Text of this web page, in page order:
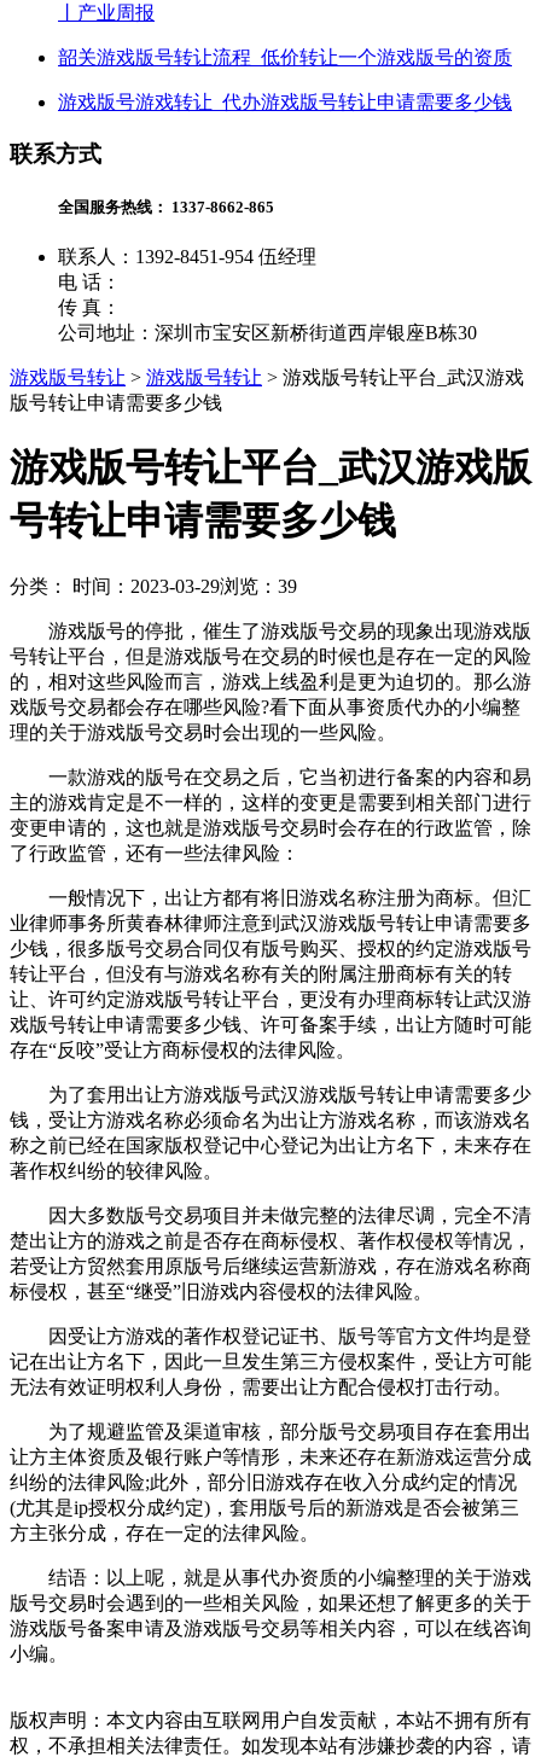
丨产业周报
韶关游戏版号转让流程_低价转让一个游戏版号的资质
游戏版号游戏转让_代办游戏版号转让申请需要多少钱
联系方式
全国服务热线： 1337-8662-865
联系人：1392-8451-954 伍经理
电 话：
传 真：
公司地址：深圳市宝安区新桥街道西岸银座B栋30
游戏版号转让 > 游戏版号转让 > 游戏版号转让平台_武汉游戏
版号转让申请需要多少钱
游戏版号转让平台_武汉游戏版
号转让申请需要多少钱
分类： 时间：2023-03-29浏览：39
游戏版号的停批，催生了游戏版号交易的现象出现游戏版
号转让平台，但是游戏版号在交易的时候也是存在一定的风险
的，相对这些风险而言，游戏上线盈利是更为迫切的。那么游
戏版号交易都会存在哪些风险?看下面从事资质代办的小编整
理的关于游戏版号交易时会出现的一些风险。
一款游戏的版号在交易之后，它当初进行备案的内容和易
主的游戏肯定是不一样的，这样的变更是需要到相关部门进行
变更申请的，这也就是游戏版号交易时会存在的行政监管，除
了行政监管，还有一些法律风险：
一般情况下，出让方都有将旧游戏名称注册为商标。但汇
业律师事务所黄春林律师注意到武汉游戏版号转让申请需要多
少钱，很多版号交易合同仅有版号购买、授权的约定游戏版号
转让平台，但没有与游戏名称有关的附属注册商标有关的转
让、许可约定游戏版号转让平台，更没有办理商标转让武汉游
戏版号转让申请需要多少钱、许可备案手续，出让方随时可能
存在“反咬”受让方商标侵权的法律风险。
为了套用出让方游戏版号武汉游戏版号转让申请需要多少
钱，受让方游戏名称必须命名为出让方游戏名称，而该游戏名
称之前已经在国家版权登记中心登记为出让方名下，未来存在
著作权纠纷的较律风险。
因大多数版号交易项目并未做完整的法律尽调，完全不清
楚出让方的游戏之前是否存在商标侵权、著作权侵权等情况，
若受让方贸然套用原版号后继续运营新游戏，存在游戏名称商
标侵权，甚至“继受”旧游戏内容侵权的法律风险。
因受让方游戏的著作权登记证书、版号等官方文件均是登
记在出让方名下，因此一旦发生第三方侵权案件，受让方可能
无法有效证明权利人身份，需要出让方配合侵权打击行动。
为了规避监管及渠道审核，部分版号交易项目存在套用出
让方主体资质及银行账户等情形，未来还存在新游戏运营分成
纠纷的法律风险;此外，部分旧游戏存在收入分成约定的情况
(尤其是ip授权分成约定)，套用版号后的新游戏是否会被第三
方主张分成，存在一定的法律风险。
结语：以上呢，就是从事代办资质的小编整理的关于游戏
版号交易时会遇到的一些相关风险，如果还想了解更多的关于
游戏版号备案申请及游戏版号交易等相关内容，可以在线咨询
小编。
版权声明：本文内容由互联网用户自发贡献，本站不拥有所有
权，不承担相关法律责任。如发现本站有涉嫌抄袭的内容，请